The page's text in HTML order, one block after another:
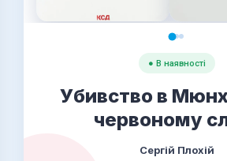
● В наявності
Убивство в
червоному
Сергій Плохій